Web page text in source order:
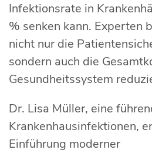
Infektionsrate in
% senken kann. Experten
nicht nur die
sondern auch die
Gesundheitssystem
Dr. Lisa Müller, eine
Krankenhausinfektionen,
Einführung moderner